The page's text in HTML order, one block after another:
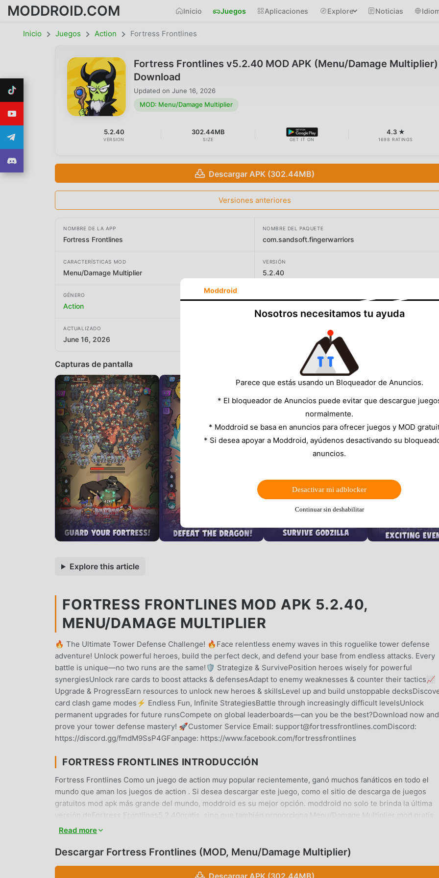
MODDROID.COM Inicio Juegos Aplicaciones Explore Noticias
Inicio Juegos Action Fortress Frontlines
Fortress Frontlines v5.2.40 MOD APK (Menu/Damage Multiplier)
Download
Updated on June 16, 2026
MOD: Menu/Damage Multiplier
5.2.40
VERSION
302.44MB
SIZE GET IT ON
4.3 ★
1698 RATINGS
Descargar APK (302.44MB)
Versiones anteriores
NOMBRE DE LA APP
Fortress Frontlines
NOMBRE DEL PAQUETE
com.sandsoft.fingerwarriors
CARACTERÍSTICAS MOD
Menu/Damage Multiplier
VERSIÓN
5.2.40
GÉNERO
Action
ACTUALIZADO
June 16, 2026
Capturas de pantalla
Explore this article
FORTRESS FRONTLINES MOD APK 5.2.40,
MENU/DAMAGE MULTIPLIER
🔥 The Ultimate Tower Defense Challenge! 🔥Face relentless enemy waves in this roguelike tower defense
adventure! Unlock powerful heroes, build the perfect deck, and defend your base from endless attacks. Every
battle is unique—no two runs are the same!🛡️ Strategize & SurvivePosition heroes wisely for powerful
synergiesUnlock rare cards to boost attacks & defensesAdapt to enemy weaknesses & counter their tactics📈
Upgrade & ProgressEarn resources to unlock new heroes & skillsLevel up and build unstoppable
card clash game modes⚡ Endless Fun, Infinite StrategiesBattle through increasingly difficult levelsUnlock
permanent upgrades for future runsCompete on global leaderboards—can you be the best?Download now and
prove your tower defense mastery! 🚀Customer Service Email: support@fortressfrontlines.comDiscord:
https://discord.gg/fmdM9SsP4GFanpage: https://www.facebook.com/fortressfrontlines
FORTRESS FRONTLINES INTRODUCCIÓN
Fortress Frontlines Como un juego de action muy popular recientemente, ganó muchos fanáticos en todo el
mundo que aman los juegos de action . Si desea descargar este juego, como el sitio de descarga de juegos
gratuitos mod apk más grande del mundo, moddroid es su mejor opción. moddroid no solo te brinda la última
versión deFortress Frontlines5.2.40gratis, sino que también proporciona Menu/Damage Multiplier mod gratis,
ayudándote a ahorrar la tarea mecánica repetitiva en el juego, así que puedes concentrarte en disfrutar la
ninguna tarifa, y es 100% seguro, disponible y de instalación gratuita. Simplemente descargue el cliente
Read more
Descargar Fortress Frontlines (MOD, Menu/Damage Multiplier)
Descargar APK (302.44MB)
Moddroid
Nosotros necesitamos tu ayuda
Parece que estás usando un Bloqueador de Anuncios.
* El bloqueador de Anuncios puede evitar que descargue
normalmente.
* Moddroid se basa en anuncios para ofrecer juegos y MOD
* Si desea apoyar a Moddroid, ayúdenos desactivando su
anuncios.
Desactivar mi adblocker
Continuar sin deshabilitar